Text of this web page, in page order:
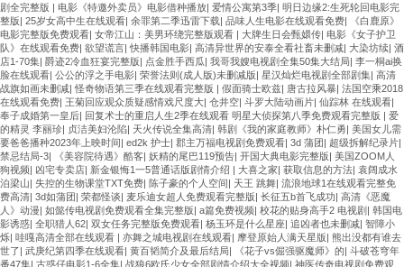
剧全完整版 | 电影《特邀外卖员》电影借种播放| 爱情公寓第3季| 明日边缘2:生死轮回电影完
整版| 25岁女高中生在线观看| 余罪第二季迅雷下载| 品味人生电影在线观看免费|
《白鹿原》
电影完整版免费观看| 女帝江山：美男环绕完整版观看 | 大牌生日会甄嬛传| 电影《女子护卫
队》在线观看免费| 欲望谎言|快播韩国电影| 高清异世界的安泰全看社畜未删减| 大染坊续| 酒
店1-70集| 爵迹2冷血狂宴完整版| 点金胜手西瓜| 我哥我嫂电视剧全集50集大结局| 李一桐ai换
脸在线观看| 公公的浮之手电影| 荣誉法则(成人版)未删减版| 星汉灿烂电视剧全部剧集| 高清
战旗如画未删减|怪奇物语第三季在线观看完整版 | 假面骑士欧兹| 唐古拉风暴| 法国空乘2018
在线观看免费| 王菊回应观众质疑感情戏尺度大| 仓井空| 斗罗大陆动画片| 仙踪林 在线观看|
奉子成婚第一皇后| 回复术士的重启人生2季在线观看 明星大侦探第八季免费观看完整版 | 爱
的精灵 李丽珍| 贞洁美妇沦陷| 天火传说全集高清| 韩剧《我的家庭教师》朴仁勇| 美国女儿需
要爸爸播种2023年上映时间| ed2k 护士| 郡主万福电视剧免费观看| 3d 蒲团| 超级拆解纪录片|
禁忌结局-3| 《美容院待遇》酷客| 妖精的尾巴119预告| 开国大典电影完整版| 美国ZOOM人
狗视频| 凶宅专卖店| 新金银悔1一5普通话版剧情介绍 | 大喜之家| 获取信息的方法| 袁阔成水
泊梁山| 失控的生物课堂TXT免费| 陈子豪的个人空间| 天王 跳舞| 流浪地球1在线观看完整免
费高清| 3d如蒲团| 荣都怪谈| 麦乐迪女超人免费观看完整版| 长征五b首飞成功| 高清《恶魔
人》动漫| 如懿传电视剧免费观看全集完整版| a篇免费视频| 校花的贴身高手2 电视剧 | 韩国电
影诱惑| 全职猎人62| 双女任务完整版免费观看| 杨玉环是什么星座| 追凶者也未删减| 智障小
烁| 哇嘎高清全部在线观看 | 亦舞之城电视剧在线观看| 摩登原始人满天星版| 熊出没都有谁去
世了| 武庚纪第四季在线观看| 黄百韬简介及最后结局| 《花子vs倔强驱魔师》的| 斗破苍穹年
番47集| 古惑仔电影1-6全集| 战狼6欧氏少女全部剧情介绍大全视频| 神医传奇电视剧免费观